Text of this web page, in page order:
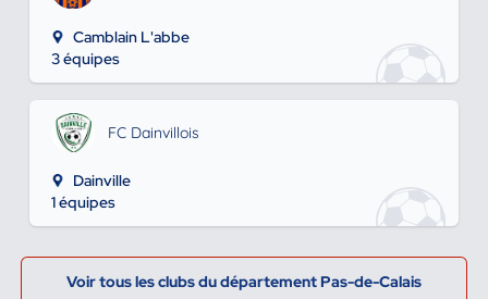
Camblain L'abbe
3 équipes
FC Dainvillois
Dainville
1 équipes
Voir tous les clubs du département Pas-de-Calais